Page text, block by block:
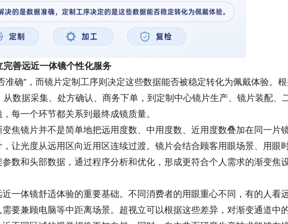
善远近一体镜个性化服务
准确”，而镜片定制工序则决定这些数据能否被稳定转化为佩戴体验。
数据采集、处方确认、商务下单，到定制中心镜片生产、镜片装配、
每一个环节都关系到最终成镜质量。
焦镜片并不是简单地把远用度数、中用度数、近用度数叠加在同一片
让光度从远用区向近用区连续过渡。镜片会结合顾客用眼场景、用眼
数和头部数据，通过程序分析和优化，形成更符合个人需求的渐变焦
一体镜舒适体验的重要基础。不同消费者的用眼重心不同，有的人看
要兼顾电脑等中距离场景。超视立可以根据这些差异，对渐变通道中